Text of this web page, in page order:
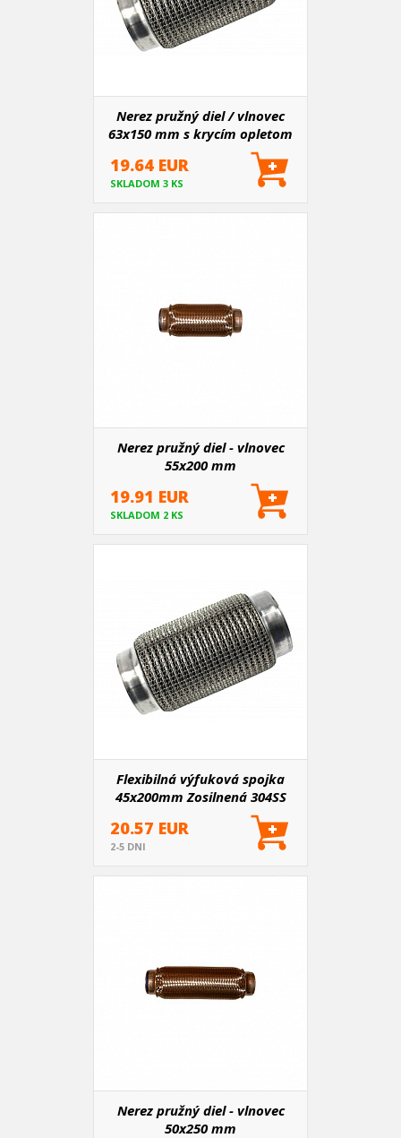
Nerez pružný diel / vlnovec
63x150 mm s krycím opletom
19.64 EUR
SKLADOM 3 KS
Nerez pružný diel - vlnovec
55x200 mm
19.91 EUR
SKLADOM 2 KS
Flexibilná výfuková spojka
45x200mm Zosilnená 304SS
20.57 EUR
2-5 DNI
Nerez pružný diel - vlnovec
50x250 mm